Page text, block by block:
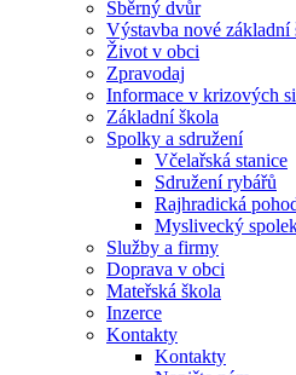
Sběrný dvůr
Výstavba nové základní
Život v obci
Zpravodaj
Informace v krizových
Základní škola
Spolky a sdružení
Včelařská stanice
Sdružení rybářů
Rajhradická
Myslivecký
Služby a firmy
Doprava v obci
Mateřská škola
Inzerce
Kontakty
Kontakty